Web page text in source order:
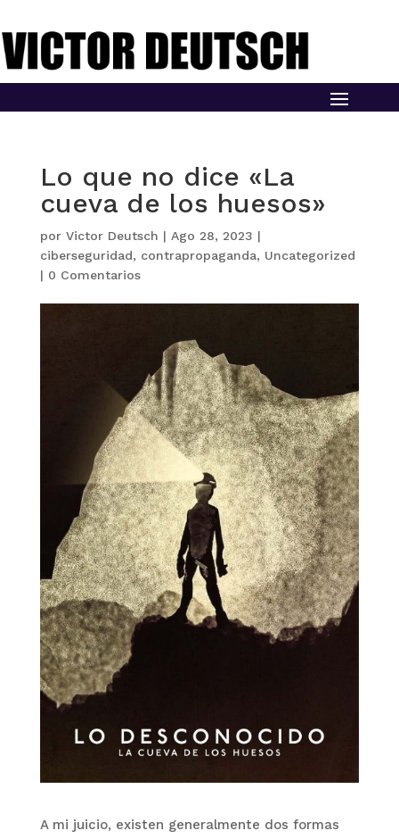
Lo que no dice «La
cueva de los huesos»
por Victor Deutsch | Ago 28, 2023 |
ciberseguridad, contrapropaganda, Uncategorized
| 0 Comentarios
A mi juicio, existen generalmente dos formas